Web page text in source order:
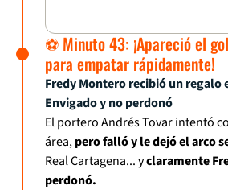
⚽ Minuto 43: ¡Apareció el
para empatar rápidamente!
Fredy Montero recibió un regalo
Envigado y no perdonó
El portero Andrés Tovar intentó
área,pero falló y le dejó el arco
Real Cartagena... yclaramente
perdonó.